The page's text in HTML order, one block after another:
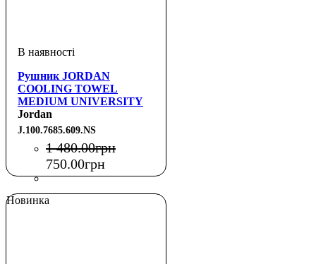
Рушник JORDAN
COOLING TOWEL
MEDIUM UNIVERSITY
RED/BLACK NS
Jordan
J.100.7685.609.NS
1 480.00грн
750.00грн
Новинка